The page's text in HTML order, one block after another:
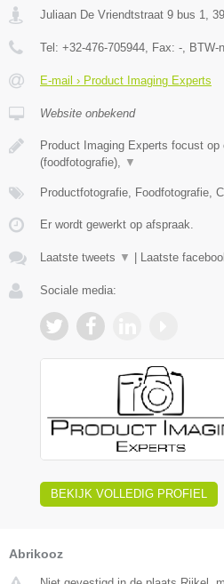
Juliaan De Vriendtstraat 9 bus 1
Tel: +32-476-705944 , Fax: - , BTW-
E-mail › Product Imaging Experts
Website onbekend
Product Imaging Experts focust op
(foodfotografie),
▼
Productfotografie, Foodfotografie,
Er wordt gewerkt op afspraak.
Laatste tweets ▼ Laatste
Sociale media:
BEKIJK VOLLEDIG PROFIEL
Abrikooz